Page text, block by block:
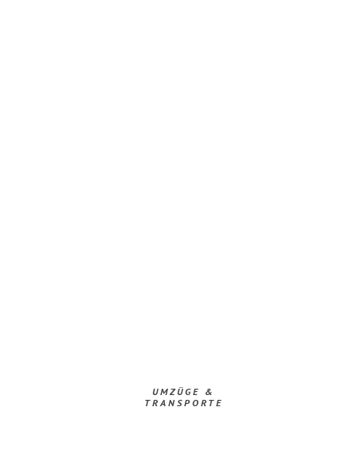
UMZÜGE &
TRANSPORTE